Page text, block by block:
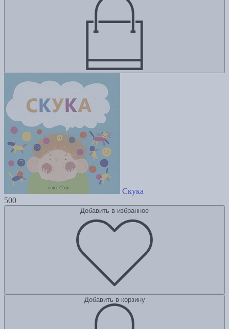
Скука
500
Добавить в избранное
Добавить в корзину